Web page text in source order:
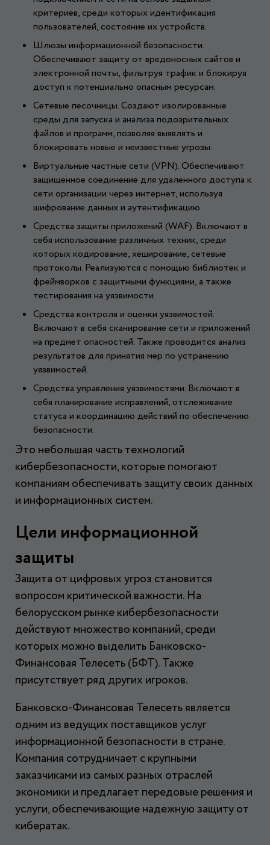
критериев, среди которых идентификация
пользователей, состояние их устройств.
Шлюзы информационной безопасности.
Обеспечивают защиту от вредоносных сайтов и
электронной почты, фильтруя трафик и блокируя
доступ к потенциально опасным ресурсам.
Сетевые песочницы. Создают изолированные
среды для запуска и анализа подозрительных
файлов и программ, позволяя выявлять и
блокировать новые и неизвестные угрозы.
Виртуальные частные сети (VPN). Обеспечивают
защищенное соединение для удаленного доступа к
сети организации через интернет, используя
шифрование данных и аутентификацию.
Средства защиты приложений (WAF). Включают в
себя использование различных техник, среди
которых кодирование, хеширование, сетевые
протоколы. Реализуются с помощью библиотек и
фреймворков с защитными функциями, а также
тестирования на уязвимости.
Средства контроля и оценки уязвимостей.
Включают в себя сканирование сети и приложений
на предмет опасностей. Также проводится анализ
результатов для принятия мер по устранению
уязвимостей.
Средства управления уязвимостями. Включают в
себя планирование исправлений, отслеживание
статуса и координацию действий по обеспечению
безопасности.
Это небольшая часть технологий
кибербезопасности, которые помогают
компаниям обеспечивать защиту своих данных
и информационных систем.
Цели информационной
защиты
Защита от цифровых угроз становится
вопросом критической важности. На
белорусском рынке кибербезопасности
действуют множество компаний, среди
которых можно выделить Банковско-
Финансовая Телесеть (БФТ). Также
присутствует ряд других игроков.
Банковско-Финансовая Телесеть является
одним из ведущих поставщиков услуг
информационной безопасности в стране.
Компания сотрудничает с крупными
заказчиками из самых разных отраслей
экономики и предлагает передовые решения и
услуги, обеспечивающие надежную защиту от
кибератак.